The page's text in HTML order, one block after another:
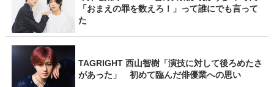
「おまえの罪を数えろ！」って誰にでも言って
た
TAGRIGHT 西山智樹「演技に対して後ろめたさ
があった」 初めて臨んだ俳優業への思い